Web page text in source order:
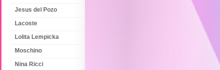
Jesus del Pozo
Lacoste
Lolita Lempicka
Moschino
Nina Ricci